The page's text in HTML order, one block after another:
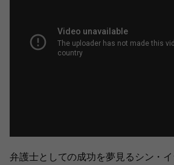
弁護士としての成功を夢見るシン・